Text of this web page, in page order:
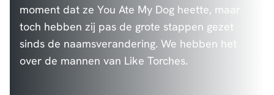
moment dat ze You Ate My Dog heette, maar
toch hebben zij pas de grote stappen gezet
sinds de naamsverandering. We hebben het
over de mannen van Like Torches.